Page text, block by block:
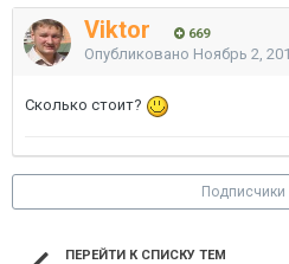
Viktor 669
Опубликовано Ноябрь 2,
Сколько стоит?
Подписчики
ПЕРЕЙТИ К СПИСКУ ТЕМ